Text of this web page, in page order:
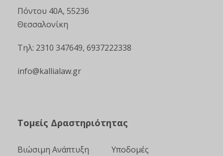
Πόντου 40Α, 55236
Θεσσαλονίκη
Τηλ: 2310 347649, 6937222338
info@kallialaw.gr
Τομείς Δραστηριότητας
Βιώσιμη Ανάπτυξη
Υποδομές